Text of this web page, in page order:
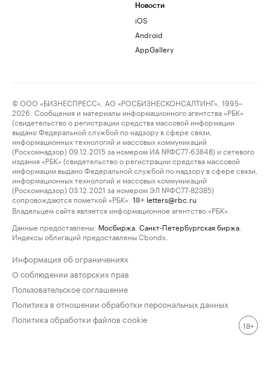
Новости
iOS
Android
AppGallery
© ООО «БИЗНЕСПРЕСС», АО «РОСБИЗНЕСКОНСАЛТИНГ», 1995–
2026. Сообщения и материалы информационного агентства «РБК»
(свидетельство о регистрации средства массовой информации
выдано Федеральной службой по надзору в сфере связи,
информационных технологий и массовых коммуникаций
(Роскомнадзор) 09.12.2015 за номером ИА №ФС77-63848) и сетевого
издания «РБК» (свидетельство о регистрации средства массовой
информации выдано Федеральной службой по надзору в сфере связи,
информационных технологий и массовых коммуникаций
(Роскомнадзор) 03.12.2021 за номером ЭЛ №ФС77-82385)
сопровождаются пометкой «РБК».
18+ letters@rbc.ru
Владельцем сайта является информационное агентство «РБК».
Данные предоставлены: Мосбиржа Санкт-Петербургская биржа
Индексы облигаций предоставлены Cbonds.
Информация об ограничениях
О соблюдении авторских прав
Пользовательское соглашение
Политика в отношении обработки персональных данных
Политика обработки файлов cookie
18+